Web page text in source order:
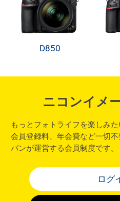
D850
ニコンイメ
もっとフォトライフを楽しみた
会員登録料、年会費など一切
パンが運営する会員制度です。
ログ